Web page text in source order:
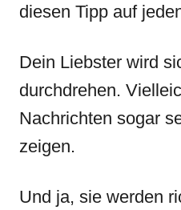
diesen Tipp auf
Dein Liebster wird
durchdrehen.
Nachrichten sogar
zeigen.
Und ja, sie werden